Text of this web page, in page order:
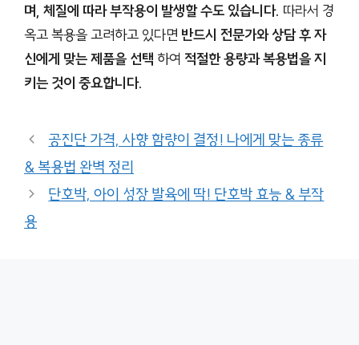
며, 체질에 따라 부작용이 발생할 수도 있습니다. 따라서 경
옥고 복용을 고려하고 있다면 반드시 전문가와 상담 후 자
신에게 맞는 제품을 선택 하여 적절한 용량과 복용법을 지
키는 것이 중요합니다.
공진단 가격, 사향 함량이 결정! 나에게 맞는 종류
& 복용법 완벽 정리
단호박, 아이 성장 발육에 딱! 단호박 효능 & 부작
용